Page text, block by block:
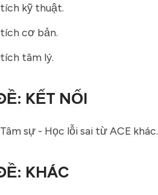
kỹ thuật.
cơ bản.
tâm lý.
KẾT NỐI
sự - Học lỗi sai từ ACE khác.
KHÁC